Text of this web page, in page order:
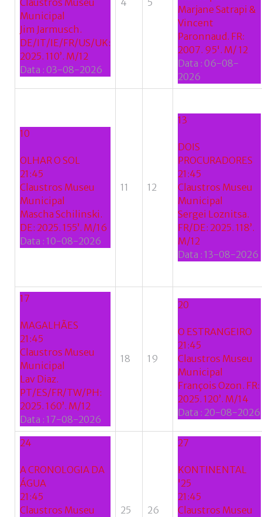
Claustros Museu
Municipal
Jim Jarmusch.
DE/IT/IE/FR/US/UK:
2025. 110’. M/12
Data : 03-08-2026
4 5
Marjane Satrapi &
Vincent
Paronnaud. FR:
2007. 95'. M/ 12
Data : 06-08-
2026
10
OLHAR O SOL
21:45
Claustros Museu
Municipal
Mascha Schilinski.
DE: 2025. 155’. M/16
Data : 10-08-2026
11 12
13
DOIS
PROCURADORES
21:45
Claustros Museu
Municipal
Sergei Loznitsa.
FR/DE: 2025. 118’.
M/12
Data : 13-08-2026
17
MAGALHÃES
21:45
Claustros Museu
Municipal
Lav Diaz.
PT/ES/FR/TW/PH:
2025. 160’. M/12
Data : 17-08-2026
18 19
20
O ESTRANGEIRO
21:45
Claustros Museu
Municipal
François Ozon. FR:
2025. 120’. M/14
Data : 20-08-2026
24
A CRONOLOGIA DA
ÁGUA
21:45
Claustros Museu
25 26
27
KONTINENTAL
'25
21:45
Claustros Museu